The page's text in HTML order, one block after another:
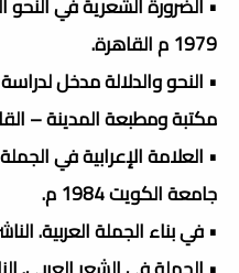
1979 م القاهرة.
• النحو والدلالة مدخل
مكتبة ومطبعة المدينة – القاهرة
• العلامة الإعرابية في
جامعة الكويت 1984 م.
• في بناء الجملة العربية. الناشر: